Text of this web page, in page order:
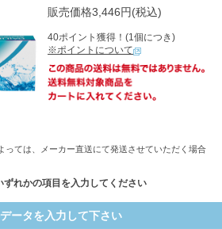
販売価格3,446円(税込)
40ポイント獲得！(1個につき)
※ポイントについて
ては、メーカー直送にて発送させていただく場合
れかの項目を入力してください
ータを入力して下さい